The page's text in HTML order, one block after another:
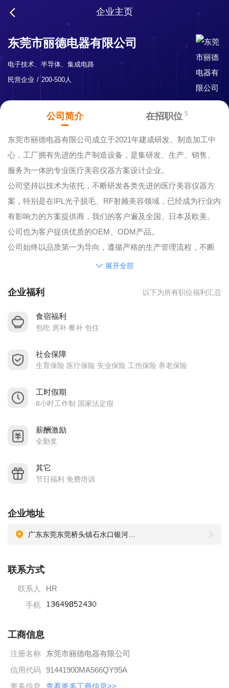
企业主页
东莞市丽德电器有限公司
电子技术、半导体、集成电路
民营企业
200-500人
公司简介 在招职位 5
东莞市丽德电器有限公司成立于2021年建成研发、制造加工中
心，工厂拥有先进的生产制造设备，是集研发、生产、销售、
服务为一体的专业医疗美容仪器方案设计企业。
公司坚持以技术为依托，不断研发各类先进的医疗美容仪器方
案，特别是在IPL光子脱毛、RF射频美容领域，已经成为行业内
有影响力的方案提供商，我们的客户遍及全国、日本及欧美。
公司也为客户提供优质的OEM、ODM产品。
公司始终以品质第一为导向，遵循严格的生产管理流程，不断
满足客户对产品多样化和高品质的追求。
■ 企业精神—— 科技创新，以人为本，团结奋进，开拓进取。
■ 管理原则—— 没有规矩，不成方圆。
■ 员工信条—— 汗水与收获成正比。
■ 行动守则—— 精诚团结、精益求精。
加强产品质量控制，提升产品竞争力，走品牌经营之路，实施
牌。
3、管理目标
总结和提炼一种为全体员工所接受的经营理念和价值体系的管
理手段，建立规范、系统的制度体系，有效的工作流程和科学
依和制度保证的高效、稳定的现代管理模式。
确立并巩固在医美、个护及健康产业的优势地位，凭借在该领
化、产业化、规模化的进程，做推动行业发展的先行者
展开全部
企业福利 以下为所有职位福利汇总
食宿福利
包吃 房补 餐补 包住
社会保障
生育保险 医疗保险 失业保险 工伤保险 养老保险
工时假期
8小时工作制 国家法定假
薪酬激励
全勤奖
其它
节日福利 免费培训
企业地址
联系方式
联系人
HR
手机
工商信息
注册名称
东莞市丽德电器有限公司
信用代码 91441900MA566QY95A
更多信息
查看更多工商信息>>